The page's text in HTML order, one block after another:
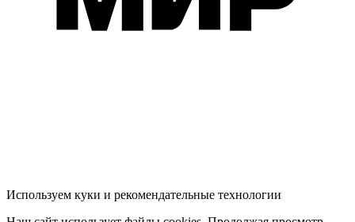
Используем куки и рекомендательные технологии